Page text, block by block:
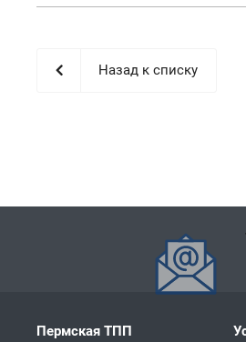
Назад к списку
Пермская ТПП